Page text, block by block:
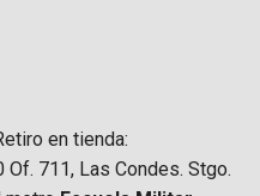
en tienda:
Of. 711, Las Condes. Stgo.